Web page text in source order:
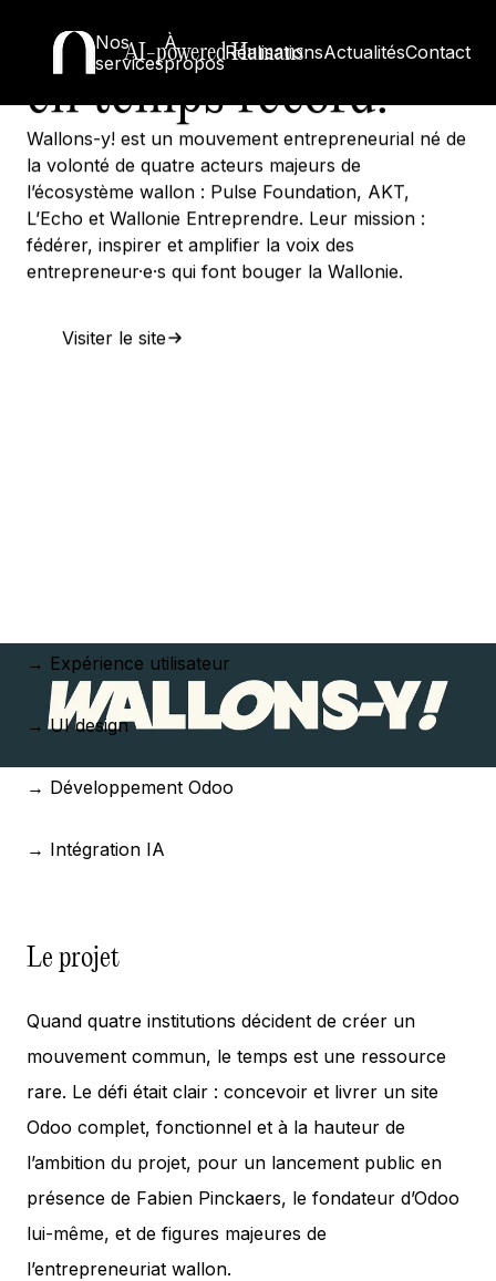
AI-powered Humans
Nos
services
À
proposRéalisationsActualitésContact
wallon. Un site livré
en temps record.
Wallons-y! est un mouvement entrepreneurial né de
la volonté de quatre acteurs majeurs de
l’écosystème wallon : Pulse Foundation, AKT,
L’Echo et Wallonie Entreprendre. Leur mission :
fédérer, inspirer et amplifier la voix des
entrepreneur·e·s qui font bouger la Wallonie.
Visiter le site
→ Expérience utilisateur
→ UI design
→ Développement Odoo
→ Intégration IA
Le projet
Quand quatre institutions décident de créer un
mouvement commun, le temps est une ressource
rare. Le défi était clair : concevoir et livrer un site
Odoo complet, fonctionnel et à la hauteur de
l’ambition du projet, pour un lancement public en
présence de Fabien Pinckaers, le fondateur d’Odoo
lui-même, et de figures majeures de
l’entrepreneuriat wallon.